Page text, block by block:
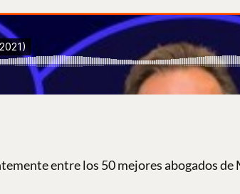
entre los 50 mejores abogados de